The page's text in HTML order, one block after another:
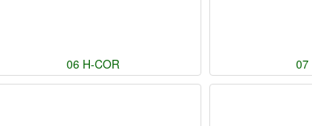
06 H-COR 07